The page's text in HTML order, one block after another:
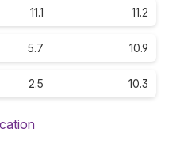
11.1 11.2
5.7 10.9
2.5 10.3